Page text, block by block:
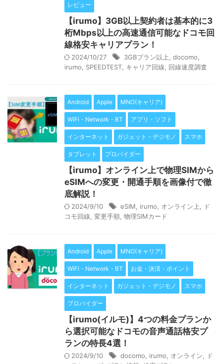
レビュー
【irumo】3GB以上契約者は基本的に3
桁Mbps以上の高速通信可能なドコモ回
線格安キャリアプラン！
2024/10/27 3GBプラン以上 docomo
irumo
SPEEDTEST キャリア回線 回線速度調査
Android Apple MNO(キャリア)
WiFi・Network・BT アプリ・ソフト
インターネット ガジェット・デジモノ スマホ
タブレット プロバイダー
【irumo】オンライン上で物理SIMから
eSIMへの変更・開通手順を画像付で徹
底解説！
2024/9/10 eSIM irumo オンライン上
ド
コモ回線 変更手順 物理SIMカード
Android Apple MNO(キャリア)
WiFi・Network・BT お金・決済・ポイント
インターネット ガジェット・デジモノ スマホ
プロバイダー
【irumo(イルモ)】4つの料金プランか
ら選択可能なドコモの音声通話格安プ
ランの特長4選！
2024/9/10 docomo irumo オンライン
ド